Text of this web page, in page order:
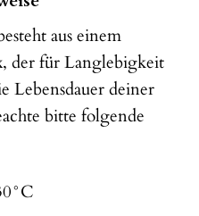
aus einem
der für Langlebigkeit
Lebensdauer deiner
bitte folgende